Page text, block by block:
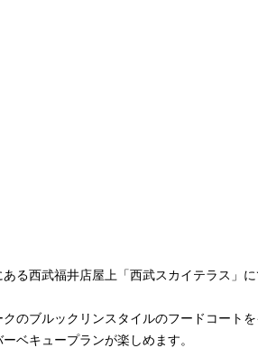
ある西武福井店屋上「西武スカイテラス」
クのブルックリンスタイルのフードコート
ベキュープランが楽しめます。